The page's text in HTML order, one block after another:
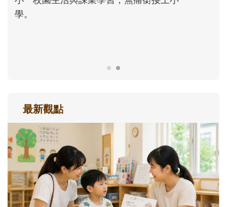
正嘗試用不同的模樣，參與孩子每個重要的
最新觀點